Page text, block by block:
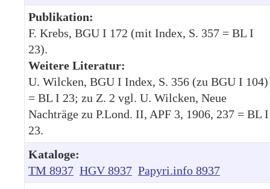
Publikation:
F. Krebs, BGU I 172 (mit Index, S. 357 = BL I
23).
Weitere Literatur:
U. Wilcken, BGU I Index, S. 356 (zu BGU I 104)
= BL I 23; zu Z. 2 vgl. U. Wilcken, Neue
Nachträge zu P.Lond. II, APF 3, 1906, 237 = BL I
23.
Kataloge:
TM 8937 HGV 8937 Papyri.info 8937